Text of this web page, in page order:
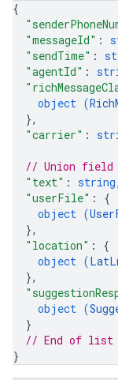
{
"messageId" :
"sendTime" :
"agentId" :
object (
},
"carrier" :
// Union field
"text" : string,
"userFile" : {
object (
},
"location" : {
object (
},
object (
}
// End of list
}